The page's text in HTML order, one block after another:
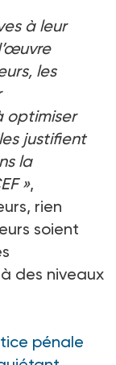
à leur
les
optimiser
justifient
la
»,
rien
soient
des niveaux
pénale